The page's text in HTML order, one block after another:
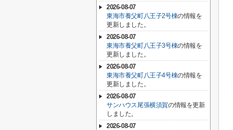
2026-08-07
東海市養父町八王子2号棟の情報を
更新しました。
2026-08-07
東海市養父町八王子3号棟の情報を
更新しました。
2026-08-07
東海市養父町八王子4号棟の情報を
更新しました。
2026-08-07
サンハウス尾張横須賀の情報を更新
しました。
2026-08-07